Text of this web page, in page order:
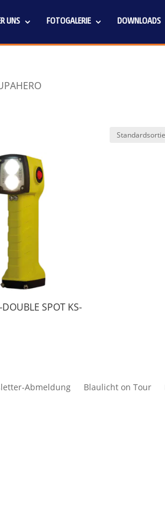
UNS FOTOGALERIE DOWNLOADS
SPOT KS-
Abmeldung Blaulicht on Tour